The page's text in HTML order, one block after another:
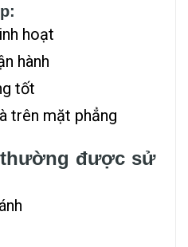
hoạt
hành
tốt
trên mặt phẳng
thường được sử